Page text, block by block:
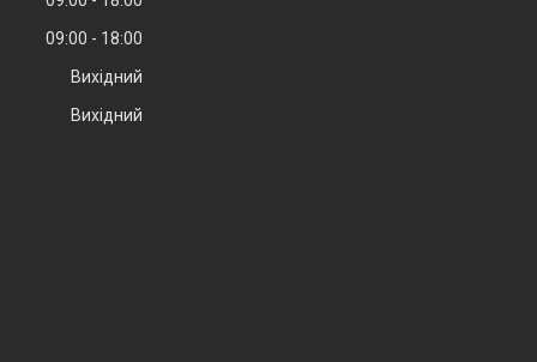
09:00
18:00
Вихідний
Вихідний